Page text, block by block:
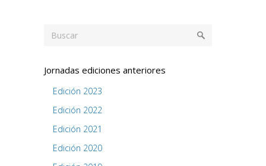
Jornadas ediciones anteriores
Edición 2023
Edición 2022
Edición 2021
Edición 2020